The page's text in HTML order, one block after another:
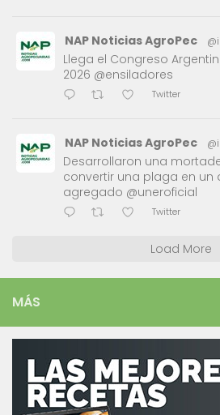
NAP Noticias AgroPec
Llega el Congreso
2026 @ensiladores
Twitter
NAP Noticias AgroPec
Desarrollaron una
convertir una plaga en un
agregado @uneroficial
Twitter
Load More
MÁS